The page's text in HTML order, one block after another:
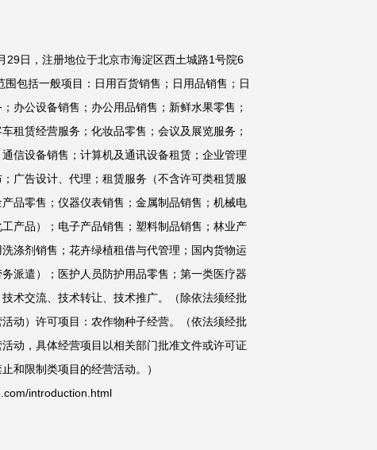
日，注册地位于北京市海淀区西土城路1号院6
包括一般项目：日用百货销售；日用品销售；日
办公设备销售；办公用品销售；新鲜水果零售；
租赁经营服务；化妆品零售；会议及展览服务；
信设备销售；计算机及通讯设备租赁；企业管理
广告设计、代理；租赁服务（不含许可类租赁服
品零售；仪器仪表销售；金属制品销售；机械电
产品）；电子产品销售；塑料制品销售；林业产
涤剂销售；花卉绿植租借与代管理；国内货物运
派遣）；医护人员防护用品零售；第一类医疗器
术交流、技术转让、技术推广。（除依法须经批
动）许可项目：农作物种子经营。（依法须经批
动，具体经营项目以相关部门批准文件或许可证
和限制类项目的经营活动。）
introduction.html